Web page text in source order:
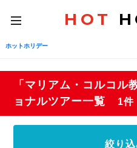
toggle
navigation
HOT
ホットホリデー
「マリアム・コルコル
ョナルツアー一覧
1件
絞り